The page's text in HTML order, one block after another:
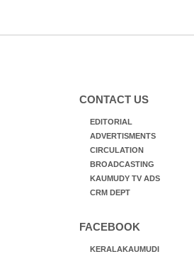
CONTACT US
EDITORIAL
ADVERTISMENTS
CIRCULATION
BROADCASTING
KAUMUDY TV ADS
CRM DEPT
FACEBOOK
KERALAKAUMUDI